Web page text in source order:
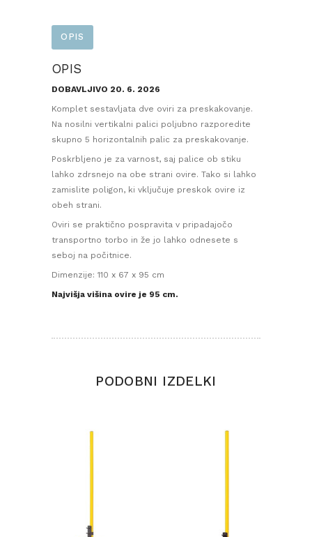
OPIS
OPIS
DOBAVLJIVO 20. 6. 2026
Komplet sestavljata dve oviri za preskakovanje.
Na nosilni vertikalni palici poljubno razporedite
skupno 5 horizontalnih palic za preskakovanje.
Poskrbljeno je za varnost, saj palice ob stiku
lahko zdrsnejo na obe strani ovire. Tako si lahko
zamislite poligon, ki vključuje preskok ovire iz
obeh strani.
Oviri se praktično pospravita v pripadajočo
transportno torbo in že jo lahko odnesete s
seboj na počitnice.
Dimenzije: 110 x 67 x 95 cm
Najvišja višina ovire je 95 cm.
PODOBNI IZDELKI